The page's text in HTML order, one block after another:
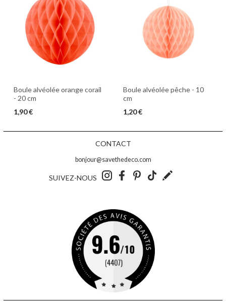
Boule alvéolée orange corail
- 20 cm
1,90 €
Boule alvéolée pêche - 10
cm
1,20 €
CONTACT
bonjour@savethedeco.com
SUIVEZ-NOUS